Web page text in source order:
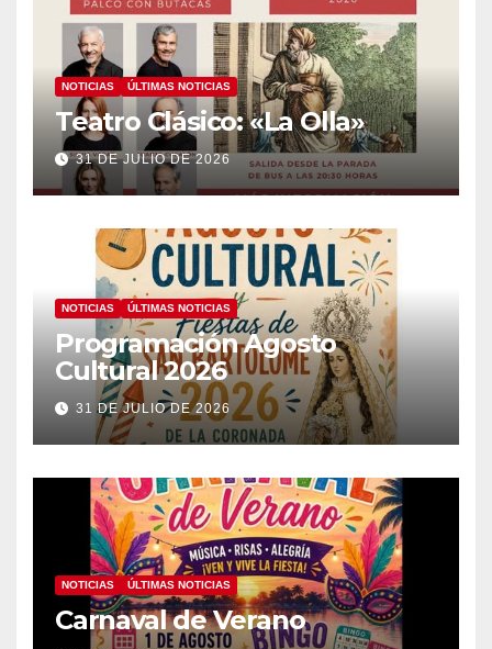
NOTICIAS ÚLTIMAS NOTICIAS
Teatro Clásico: «La Olla»
31 DE JULIO DE 2026
NOTICIAS ÚLTIMAS NOTICIAS
Programación Agosto
Cultural 2026
31 DE JULIO DE 2026
NOTICIAS ÚLTIMAS NOTICIAS
Carnaval de Verano